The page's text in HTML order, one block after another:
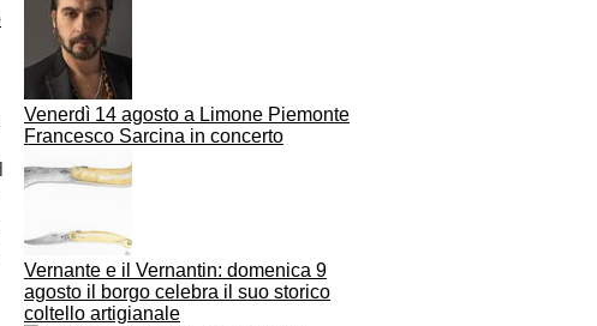
Venerdì 14 agosto a Limone Piemonte
Francesco Sarcina in concerto
Vernante e il Vernantin: domenica 9
agosto il borgo celebra il suo storico
coltello artigianale